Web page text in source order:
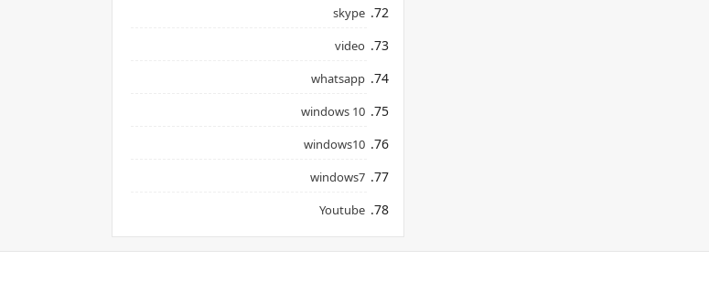
skype
video
whatsapp
windows 10
windows10
windows7
Youtube